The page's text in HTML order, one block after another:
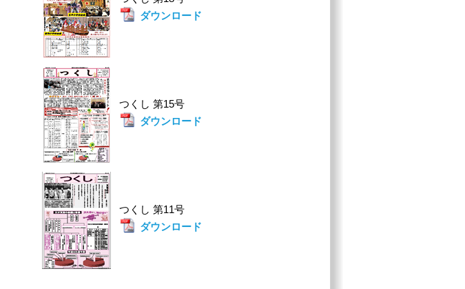
ダウンロード
つくし 第15号
ダウンロード
つくし 第11号
ダウンロード